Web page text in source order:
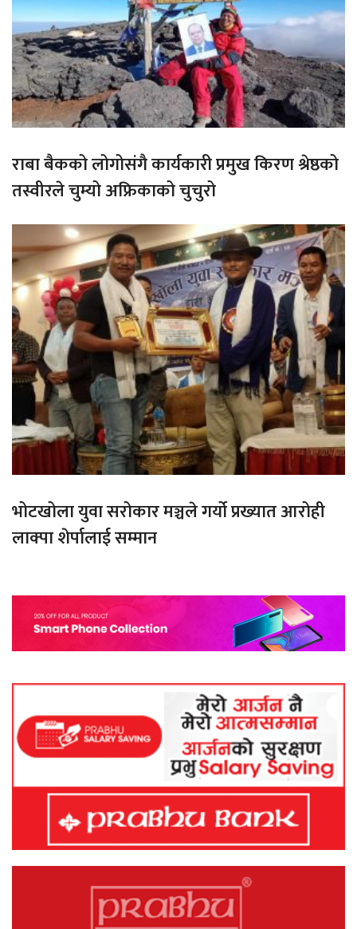
राबा बैकको लोगोसंगै कार्यकारी प्रमुख किरण श्रेष्ठको
तस्वीरले चुम्यो अफ्रिकाको चुचुरो
भोटखोला युवा सरोकार मञ्चले गर्यो प्रख्यात आरोही
लाक्पा शेर्पालाई सम्मान